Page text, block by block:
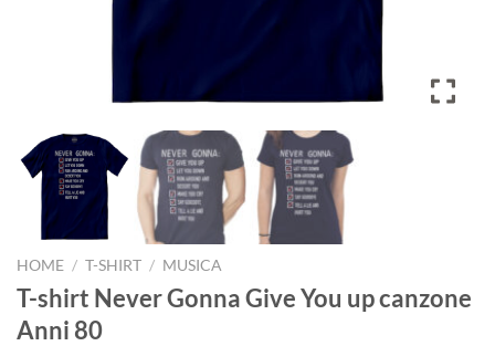
HOME / T-SHIRT / MUSICA
T-shirt Never Gonna Give You up canzone
Anni 80